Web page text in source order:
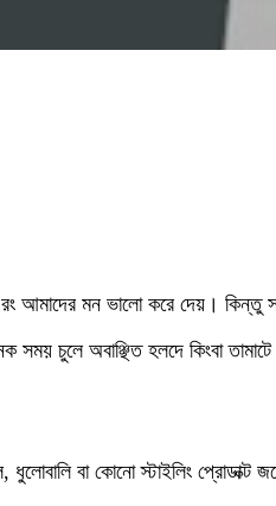
আমাদের মন ভালো করে দেয়। কিন্তু
চুলে অবাঞ্ছিত হলদে কিংবা
বা কোনো স্টাইলিং প্রোডাক্ট